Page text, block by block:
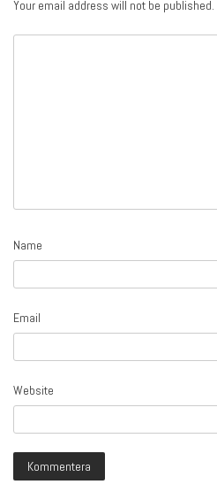
Your email address will not be published.
Name
Email
Website